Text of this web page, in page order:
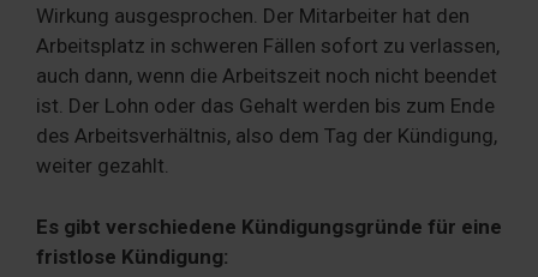
Wirkung ausgesprochen. Der Mitarbeiter hat den
Arbeitsplatz in schweren Fällen sofort zu verlassen,
auch dann, wenn die Arbeitszeit noch nicht beendet
ist. Der Lohn oder das Gehalt werden bis zum Ende
des Arbeitsverhältnis, also dem Tag der Kündigung,
weiter gezahlt.
Es gibt verschiedene Kündigungsgründe für eine
fristlose Kündigung: